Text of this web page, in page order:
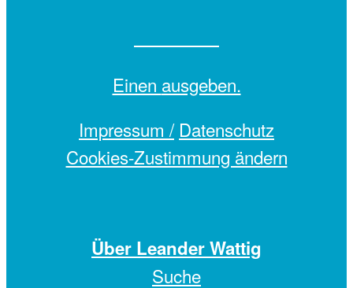
Einen ausgeben.
Impressum / Datenschutz
Cookies-Zustimmung ändern
Über Leander Wattig
Suche